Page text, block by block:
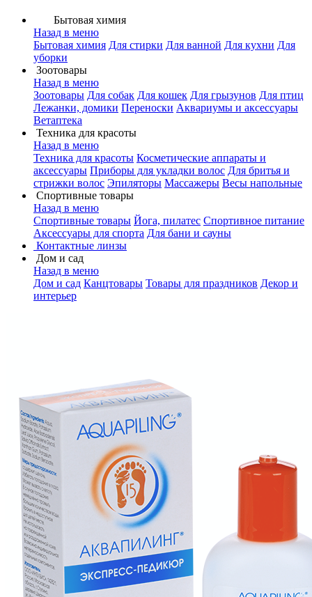
Бытовая химия
Назад в меню
Бытовая химия Для стирки Для ванной Для кухни Для
уборки
Зоотовары
Назад в меню
Зоотовары Для собак Для кошек Для грызунов Для птиц
Лежанки, домики Переноски Аквариумы и аксессуары
Ветаптека
Техника для красоты
Назад в меню
Техника для красоты Косметические аппараты и
аксессуары Приборы для укладки волос Для бритья и
стрижки волос Эпиляторы Массажеры Весы напольные
Спортивные товары
Назад в меню
Спортивные товары Йога, пилатес Спортивное питание
Аксессуары для спорта Для бани и сауны
Контактные линзы
Дом и сад
Назад в меню
Дом и сад Канцтовары Товары для праздников Декор и
интерьер